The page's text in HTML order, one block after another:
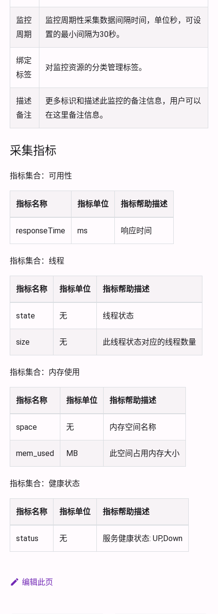
监控
周期
监控周期性采集数据间隔时间，单位秒，可设
置的最小间隔为30秒。
绑定
标签
对监控资源的分类管理标签。
描述
备注
更多标识和描述此监控的备注信息，用户可以
在这里备注信息。
采集指标
指标集合：可用性
指标名称 指标单位 指标帮助描述
responseTime ms 响应时间
指标集合：线程
指标名称 指标单位 指标帮助描述
state 无 线程状态
size 无 此线程状态对应的线程数量
指标集合：内存使用
指标名称 指标单位 指标帮助描述
space 无 内存空间名称
mem_used MB 此空间占用内存大小
指标集合：健康状态
指标名称 指标单位 指标帮助描述
status 无 服务健康状态: UP,Down
编辑此页